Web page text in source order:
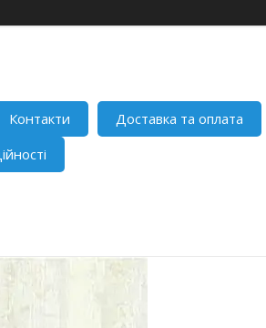
Контакти Доставка та оплата